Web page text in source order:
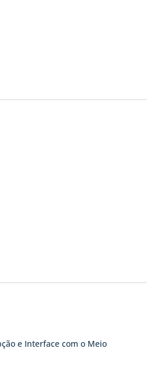
e Interface com o Meio